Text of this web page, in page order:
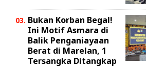
Bukan Korban Begal!
Ini Motif Asmara di
Balik Penganiayaan
Berat di Marelan, 1
Tersangka Ditangkap